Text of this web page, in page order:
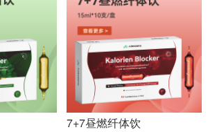
7+7昼燃纤体饮